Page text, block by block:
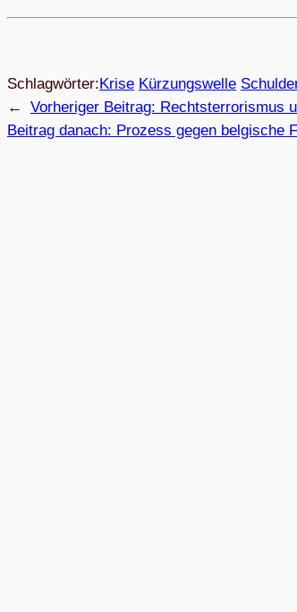
Schlagwörter:Krise Kürzungswelle
←
Vorheriger Beitrag: Rechts­ter­ro­ris­mus
Beitrag danach: Pro­zess gegen bel­gi­sche